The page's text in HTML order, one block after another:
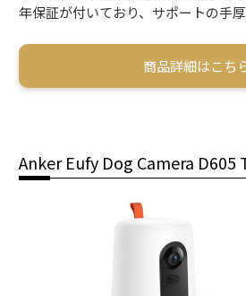
年保証が付いており、サポートの手厚
商品詳細はこち
Anker Eufy Dog Camera D605